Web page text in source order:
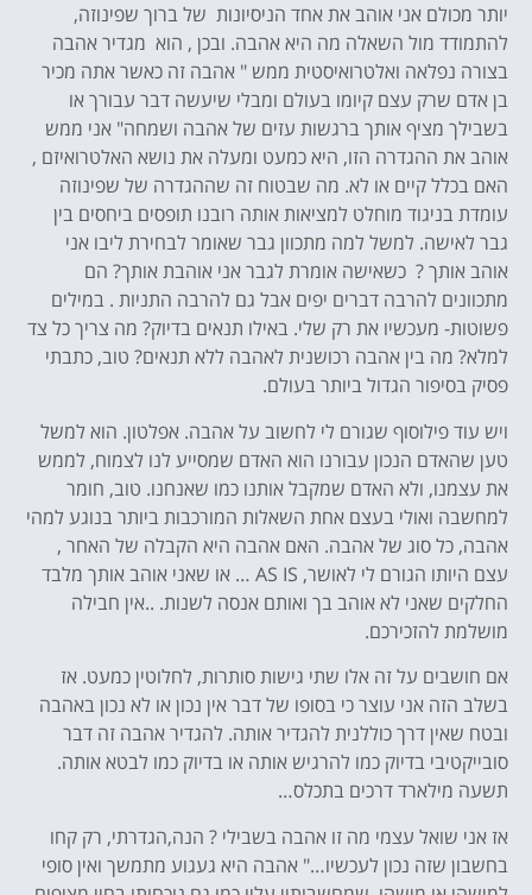
יותר מכולם אני אוהב את אחד הניסיונות של ברוך שפינוזה,
להתמודד מול השאלה מה היא אהבה. ובכן , הוא מגדיר אהבה
בצורה נפלאה ואלטרואיסטית ממש " אהבה זה כאשר אתה מכיר
בן אדם שרק עצם קיומו בעולם ומבלי שיעשה דבר עבורך או
בשבילך מציף אותך ברגשות עזים של אהבה ושמחה" אני ממש
אוהב את ההגדרה הזו, היא כמעט ומעלה את נושא האלטרואיזם ,
האם בכלל קיים או לא. מה שבטוח זה שההגדרה של שפינוזה
עומדת בניגוד מוחלט למציאות אותה רובנו תופסים ביחסים בין
גבר לאישה. למשל למה מתכוון גבר שאומר לבחירת ליבו אני
אוהב אותך ? כשאישה אומרת לגבר אני אוהבת אותך? הם
מתכוונים להרבה דברים יפים אבל גם להרבה התניות . במילים
פשוטות- מעכשיו את רק שלי. באילו תנאים בדיוק? מה צריך כל צד
למלא? מה בין אהבה רכושנית לאהבה ללא תנאים? טוב, כתבתי
פסיק בסיפור הגדול ביותר בעולם.
ויש עוד פילוסוף שגורם לי לחשוב על אהבה. אפלטון. הוא למשל
טען שהאדם הנכון עבורנו הוא האדם שמסייע לנו לצמוח, לממש
את עצמנו, ולא האדם שמקבל אותנו כמו שאנחנו. טוב, חומר
למחשבה ואולי בעצם אחת השאלות המורכבות ביותר בנוגע למהי
אהבה, כל סוג של אהבה. האם אהבה היא הקבלה של האחר ,
עצם היותו הגורם לי לאושר, AS IS … או שאני אוהב אותך מלבד
החלקים שאני לא אוהב בך ואותם אנסה לשנות. ..אין חבילה
מושלמת להזכירכם.
אם חושבים על זה אלו שתי גישות סותרות, לחלוטין כמעט. אז
בשלב הזה אני עוצר כי בסופו של דבר אין נכון או לא נכון באהבה
ובטח שאין דרך כוללנית להגדיר אותה. להגדיר אהבה זה דבר
סובייקטיבי בדיוק כמו להרגיש אותה או בדיוק כמו לבטא אותה.
תשעה מילארד דרכים בתכלס…
אז אני שואל עצמי מה זו אהבה בשבילי ? הנה,הגדרתי, רק קחו
בחשבון שזה נכון לעכשיו…" אהבה היא געגוע מתמשך ואין סופי